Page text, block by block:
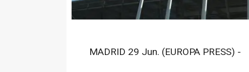
MADRID 29 Jun. (EUROPA PRESS) -